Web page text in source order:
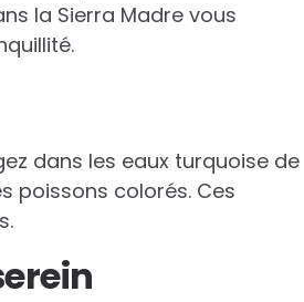
la Sierra Madre vous
dans les eaux turquoise de
poissons colorés. Ces